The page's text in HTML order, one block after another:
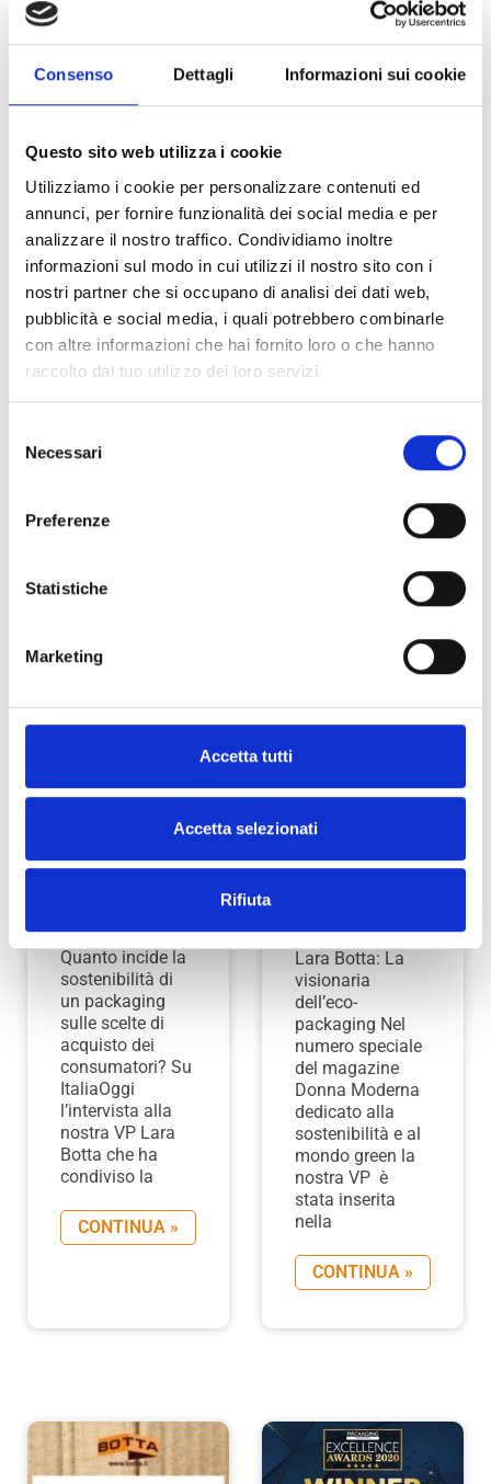
Consenso Dettagli Informazioni sui cookie
Questo sito web utilizza i cookie
Utilizziamo i cookie per personalizzare contenuti ed
annunci, per fornire funzionalità dei social media e per
analizzare il nostro traffico. Condividiamo inoltre
informazioni sul modo in cui utilizzi il nostro sito con i
nostri partner che si occupano di analisi dei dati web,
pubblicità e social media, i quali potrebbero combinarle
con altre informazioni che hai fornito loro o che hanno
raccolto dal tuo utilizzo dei loro servizi.
delNecessari
Preferenze
Statistiche
Marketing
Accetta tutti
Accetta selezionati
Rifiuta
Lara Botta ha
del Comitato
Imprenditoria
Femminile della
Camera di
Commercio di
Varese. Portando
il nostro know-
how in
CONTINUA »
CALCULATOR
BOTTA
lanciato un
semplice e
gratuito
all’interno del
proprio sito, per
incoraggiare le
aziende ad
utilizzare i Life
Cycle
CONTINUA »
ECOPACKAGING
OGGI:
Quanto incide la
sostenibilità di
un packaging
sulle scelte di
acquisto dei
consumatori? Su
ItaliaOggi
l’intervista alla
nostra VP Lara
Botta che ha
condiviso la
CONTINUA »
ECOPACKAGING:
BOTTA SU
Lara Botta: La
visionaria
dell’eco-
packaging Nel
numero speciale
del magazine
Donna Moderna
dedicato alla
sostenibilità e al
mondo green la
nostra VP è
stata inserita
nella
CONTINUA »